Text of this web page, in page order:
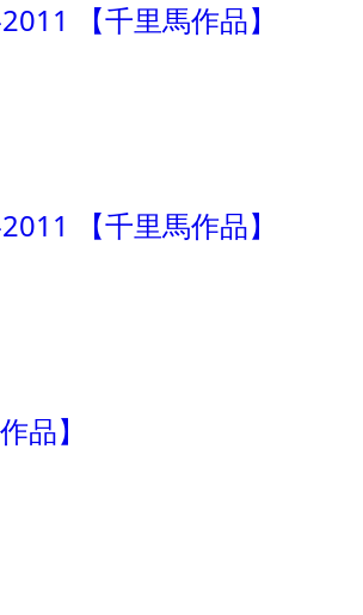
【千里馬作品】
【千里馬作品】
品】